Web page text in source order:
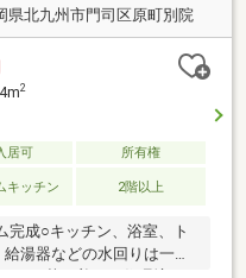
県北九州市門司区原町別院
2
居可
所有権
キッチン 2階以上
完成○キッチン、浴室、ト
湯器などの水回りは一式